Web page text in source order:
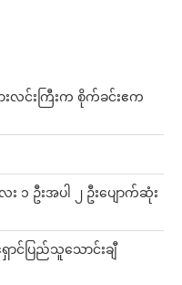
းလင်းကြီးက စိုက်ခင်းဧက
၁ ဦးအပါ ၂ ဦးပျောက်ဆုံး
င်ပြည်သူသောင်းချီ